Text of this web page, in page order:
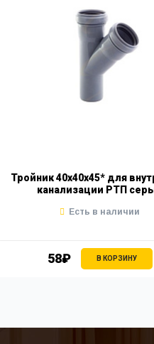
Тройник 40х40х45* для
канализации РТП
58₽ В КОРЗИНУ
Есть в наличии